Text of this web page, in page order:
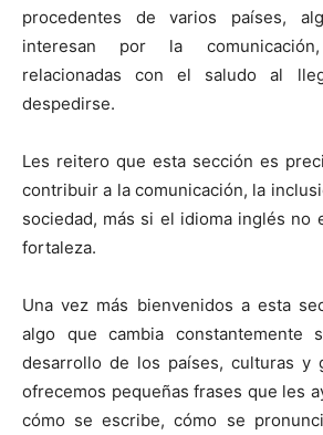
procedentes de varios países,
interesan por la
relacionadas con el saludo al
despedirse.
Les reitero que esta sección es
contribuir a la comunicación, la
sociedad, más si el idioma inglés no
fortaleza.
Una vez más bienvenidos a esta
algo que cambia constantemente
desarrollo de los países, culturas y
ofrecemos pequeñas frases que les
cómo se escribe, cómo se